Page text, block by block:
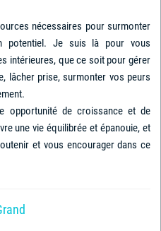
nécessaires pour surmonter
potentiel. Je suis là pour vous
intérieures, que ce soit pour gérer
lâcher prise, surmonter vos peurs
opportunité de croissance et de
une vie équilibrée et épanouie, et
et vous encourager dans ce